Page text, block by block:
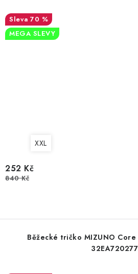
70 %
MEGA SLEVY
XXL
252 Kč
840 Kč
Běžecké tričko MIZUNO
32EA720277